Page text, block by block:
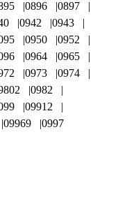
0896
0897
0942
0943
0950
0952
0964
0965
0973
0974
0982
09912
09969 0997